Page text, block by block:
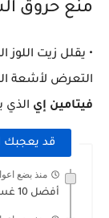
منع حروق
• يقلل زيت اللوز
التعرض لأشعة
فيتامين إي الذي
قد يعجبك
منذ بضع
أفضل 10 غسول للبشرة الدهنية ينصح به الأطباء الان..!!!